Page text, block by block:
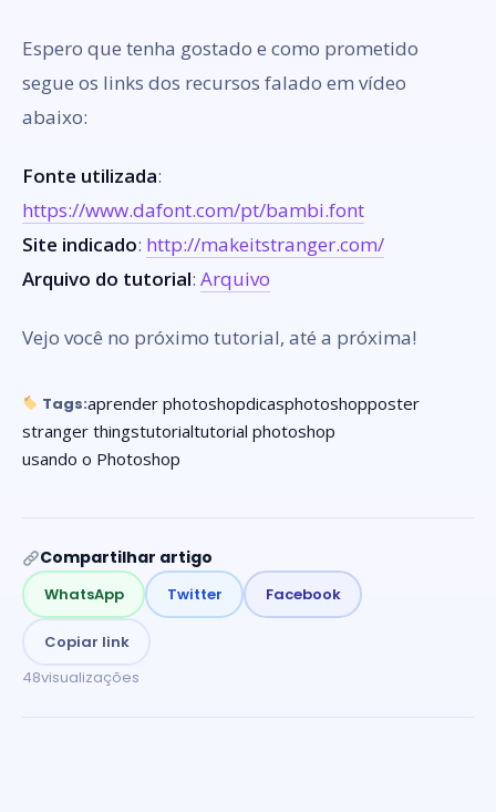
Espero que tenha gostado e como prometido
segue os links dos recursos falado em vídeo
abaixo:
Fonte utilizada:
https://www.dafont.com/pt/bambi.font
Site indicado: http://makeitstranger.com/
Arquivo do tutorial: Arquivo
Vejo você no próximo tutorial, até a próxima!
Tags:aprender photoshopdicasphotoshopposter
stranger thingstutorialtutorial photoshop
usando o Photoshop
Compartilhar artigo
WhatsApp Twitter Facebook
Copiar link
48visualizações